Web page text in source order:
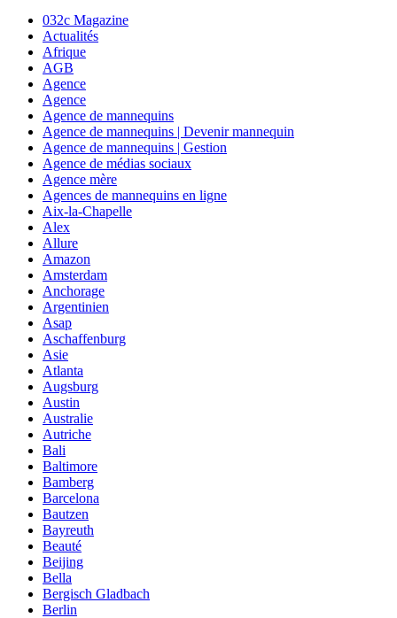
032c Magazine
Actualités
Afrique
AGB
Agence
Agence
Agence de mannequins
Agence de mannequins | Devenir mannequin
Agence de mannequins | Gestion
Agence de médias sociaux
Agence mère
Agences de mannequins en ligne
Aix-la-Chapelle
Alex
Allure
Amazon
Amsterdam
Anchorage
Argentinien
Asap
Aschaffenburg
Asie
Atlanta
Augsburg
Austin
Australie
Autriche
Bali
Baltimore
Bamberg
Barcelona
Bautzen
Bayreuth
Beauté
Beijing
Bella
Bergisch Gladbach
Berlin